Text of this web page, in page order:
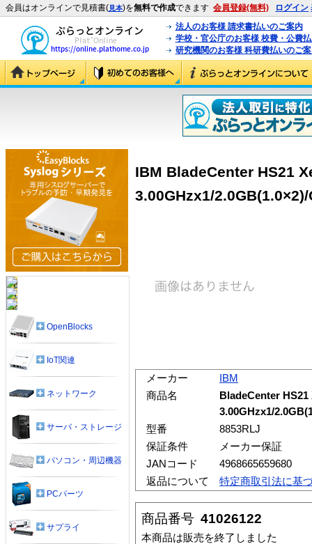
会員はオンラインで見積書(見本)を無料で作成できます 会員登録(無料) ログイン
法人のお客様 請求書払いのご案内
学校・官公庁のお客様 校費・公費
研究機関のお客様 科研費払いのご
IBM BladeCenter HS21
3.00GHzx1/
メーカー
IBM
商品名
BladeCenter HS21
3.00GHzx1/
型番
8853RLJ
保証条件
メーカー保証
JANコード
4968665659680
返品について
特定商取引法に基
商品番号 41026122
本商品は販売を終了しました
OpenBlocks
IoT関連
ネットワーク
サーバ・ストレージ
パソコン・周辺機器
PCパーツ
サプライ